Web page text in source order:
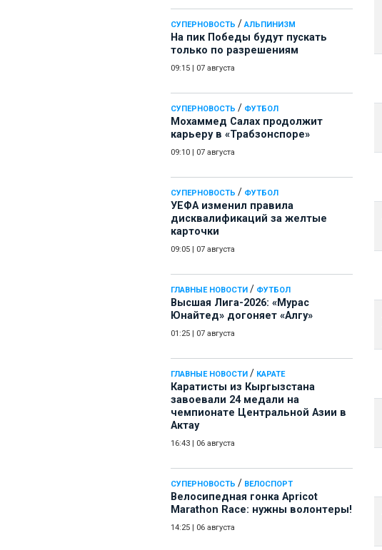
СУПЕРНОВОСТЬ / АЛЬПИНИЗМ
На пик Победы будут пускать
только по разрешениям
09:15 07 августа
СУПЕРНОВОСТЬ / ФУТБОЛ
Мохаммед Салах продолжит
карьеру в «Трабзонспоре»
09:10 07 августа
СУПЕРНОВОСТЬ / ФУТБОЛ
УЕФА изменил правила
дисквалификаций за желтые
карточки
09:05 07 августа
ГЛАВНЫЕ НОВОСТИ / ФУТБОЛ
Высшая Лига-2026: «Мурас
Юнайтед» догоняет «Алгу»
01:25 07 августа
ГЛАВНЫЕ НОВОСТИ / КАРАТЕ
Каратисты из Кыргызстана
завоевали 24 медали на
чемпионате Центральной Азии в
Актау
16:43 06 августа
СУПЕРНОВОСТЬ / ВЕЛОСПОРТ
Велосипедная гонка Apricot
Marathon Race: нужны волонтеры!
14:25 06 августа